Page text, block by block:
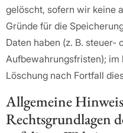
gelöscht, sofern wir keine
Gründe für die
Daten haben (z. B. steuer-
Aufbewahrungsfristen);
Löschung nach Fortfall
Allgemeine
Rechtsgrundlagen